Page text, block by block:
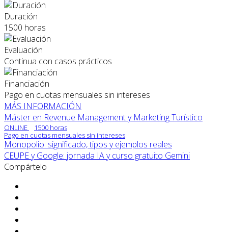
Duración
1500 horas
Evaluación
Continua con casos prácticos
Financiación
Pago en cuotas mensuales sin intereses
MÁS INFORMACIÓN
Máster en Revenue Management y Marketing Turístico
ONLINE
1500 horas
Pago en cuotas mensuales sin intereses
Monopolio: significado, tipos y ejemplos reales
CEUPE y Google: jornada IA y curso gratuito Gemini
Compártelo